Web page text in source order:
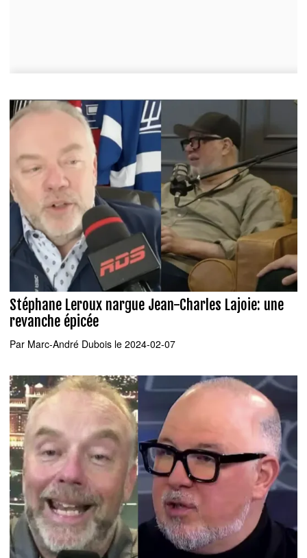
Stéphane Leroux nargue Jean-Charles Lajoie: une
revanche épicée
Par Marc-André Dubois le 2024-02-07